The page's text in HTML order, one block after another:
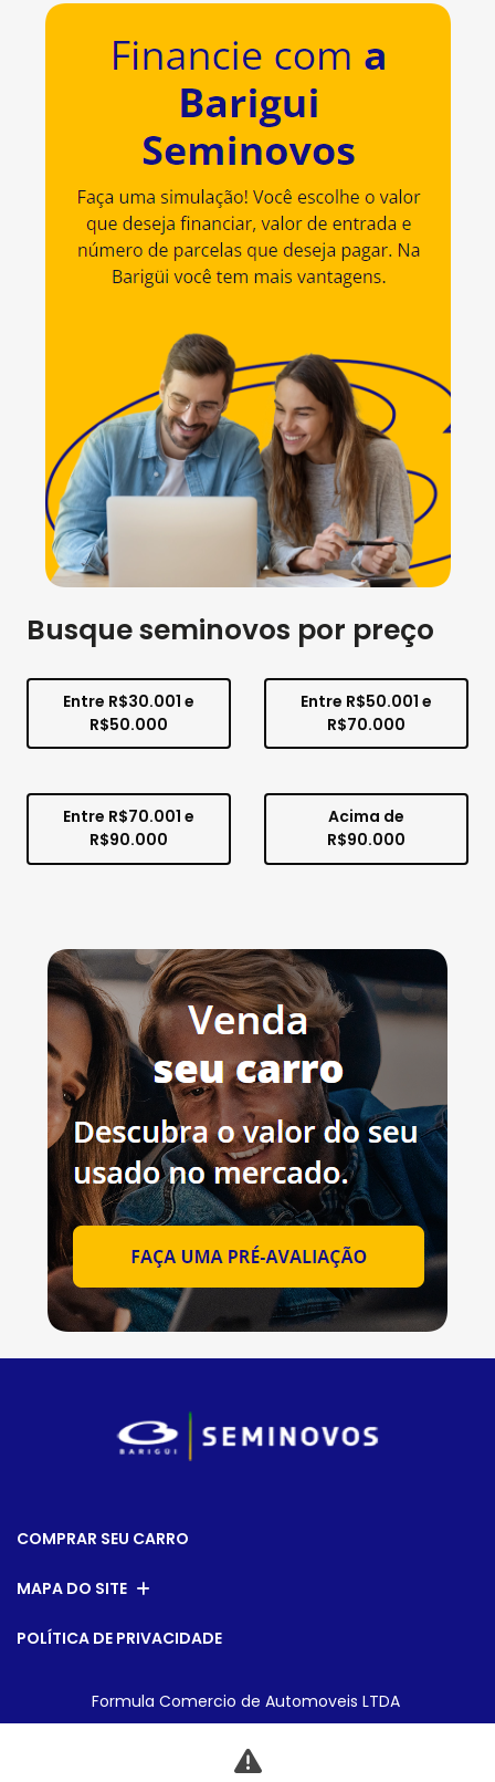
Busque seminovos por preço
Entre R$30.001 e
R$50.000
Entre R$50.001 e
R$70.000
Entre R$70.001 e
R$90.000
Acima de
R$90.000
COMPRAR SEU CARRO
MAPA DO SITE
POLÍTICA DE PRIVACIDADE
Formula Comercio de Automoveis LTDA